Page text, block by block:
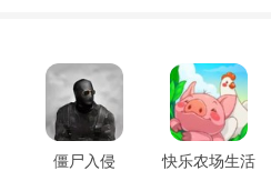
僵尸入侵 快乐农场生活